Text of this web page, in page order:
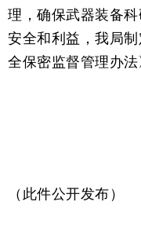
理，确保武器装备
安全和利益，我局
全保密监督管理办
（此件公开发布）